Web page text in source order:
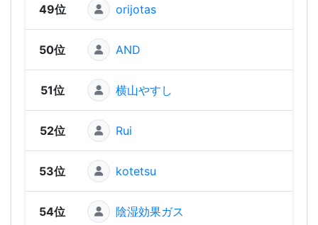
49位 orijotas
50位 AND
51位 横山やすし
52位 Rui
53位 kotetsu
54位 陰湿効果ガス